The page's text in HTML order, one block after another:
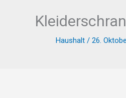
Haushalt/ 26.